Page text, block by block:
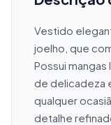
Vestido
joelho, que
Possui
de delicadeza
qualquer
detalhe